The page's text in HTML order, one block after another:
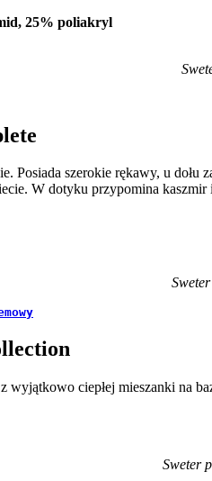
25% poliakryl
Posiada szerokie rękawy, u
W dotyku przypomina
wyjątkowo ciepłej mieszanki na
Sweter